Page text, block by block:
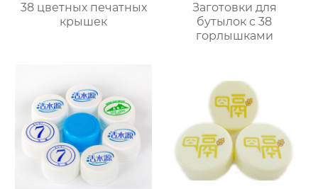
38 цветных печатных
крышек
Заготовки для
бутылок с 38
горлышками